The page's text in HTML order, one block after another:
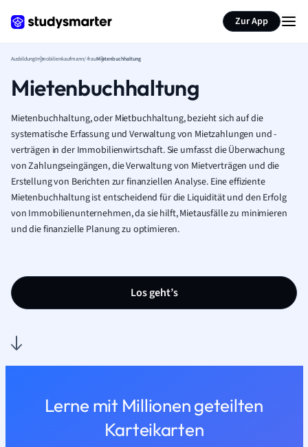
Zur App
AusbildungImmobilienkaufmann/-frauMietenbuchhaltung
Mietenbuchhaltung
Mietenbuchhaltung, oder Mietbuchhaltung, bezieht sich auf die
systematische Erfassung und Verwaltung von Mietzahlungen und -
verträgen in der Immobilienwirtschaft. Sie umfasst die Überwachung
von Zahlungseingängen, die Verwaltung von Mietverträgen und die
Erstellung von Berichten zur finanziellen Analyse. Eine effiziente
Mietenbuchhaltung ist entscheidend für die Liquidität und den Erfolg
von Immobilienunternehmen, da sie hilft, Mietausfälle zu minimieren
und die finanzielle Planung zu optimieren.
Los geht’s
Lerne mit Millionen geteilten
Karteikarten